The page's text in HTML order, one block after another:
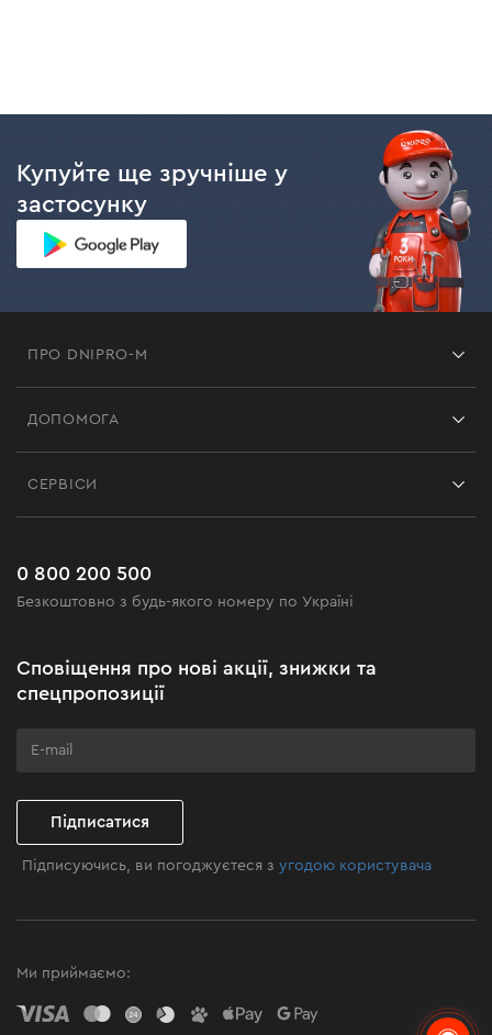
Купуйте ще зручніше у
застосунку
ПРО DNIPRO-M
Чорна п'ятниця
Клуб майстерності
ДОПОМОГА
Поширені запитання
СЕРВІСИ
0 800 200 500
Безкоштовно з будь-якого номеру по Україні
Сповіщення про нові акції, знижки та
спецпропозиції
Підписатися
Підписуючись, ви погоджуєтеся зугодою користувача
Ми приймаємо: